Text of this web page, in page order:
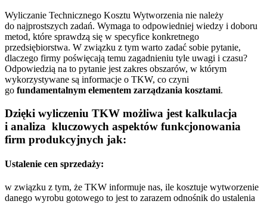
Wyliczanie Technicznego Kosztu Wytworzenia nie należy
do najprostszych zadań. Wymaga to odpowiedniej wiedzy i doboru
metod, które sprawdzą się w specyfice konkretnego
przedsiębiorstwa. W związku z tym warto zadać sobie pytanie,
dlaczego firmy poświęcają temu zagadnieniu tyle uwagi i czasu?
Odpowiedzią na to pytanie jest zakres obszarów, w którym
wykorzystywane są informacje o TKW, co czyni
go fundamentalnym elementem zarządzania kosztami.
Dzięki wyliczeniu TKW możliwa jest kalkulacja
i analiza kluczowych aspektów funkcjonowania
firm produkcyjnych jak:
Ustalenie cen sprzedaży:
w związku z tym, że TKW informuje nas, ile kosztuje wytworzenie
danego wyrobu gotowego to jest to zarazem odnośnik do ustalenia